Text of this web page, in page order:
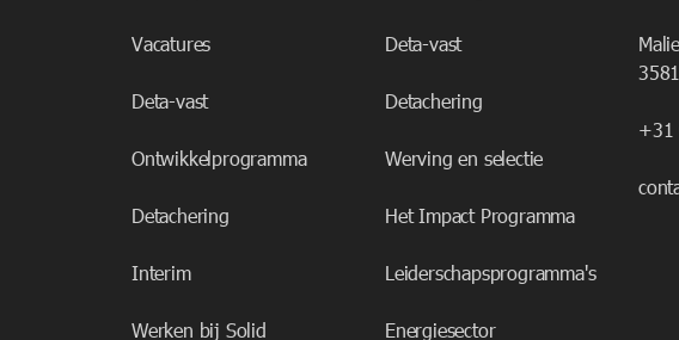
Vacatures
Deta-vast
Ontwikkelprogramma
Detachering
Interim
Werken bij Solid
Deta-vast
Detachering
Werving en selectie
Het Impact Programma
Leiderschapsprogramma's
Energiesector
+31